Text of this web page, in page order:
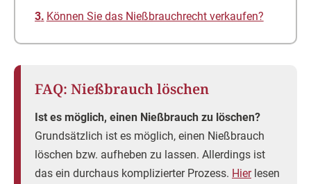
Können Sie das Nießbrauchrecht verkaufen?
FAQ: Nießbrauch löschen
Ist es möglich, einen Nießbrauch zu löschen?
Grundsätzlich ist es möglich, einen Nießbrauch
löschen bzw. aufheben zu lassen. Allerdings ist
das ein durchaus komplizierter Prozess. Hierlesen